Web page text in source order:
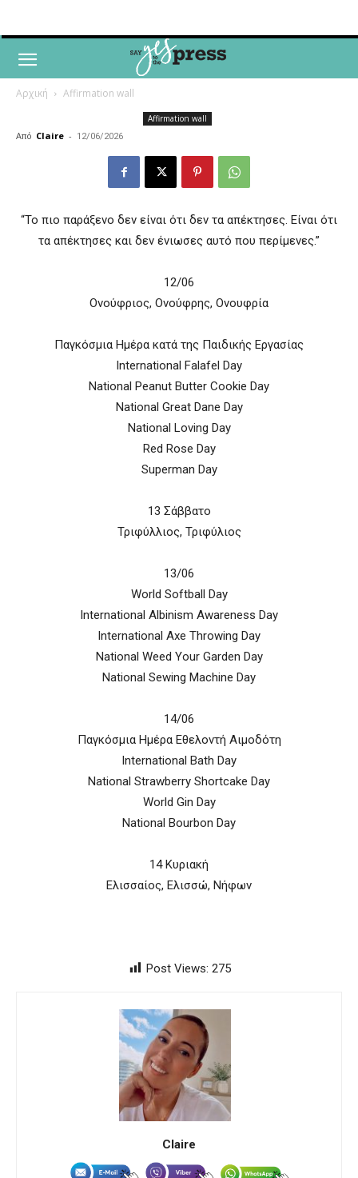
Αρχική Affirmation wall
Affirmation wall
Από Claire - 12/06/2026
“Το πιο παράξενο δεν είναι ότι δεν τα απέκτησες. Είναι ότι
τα απέκτησες και δεν ένιωσες αυτό που περίμενες.”
12/06
Ονούφριος, Ονούφρης, Ονουφρία
Παγκόσμια Ημέρα κατά της Παιδικής Εργασίας
International Falafel Day
National Peanut Butter Cookie Day
National Great Dane Day
National Loving Day
Red Rose Day
Superman Day
13 Σάββατο
Τριφύλλιος, Τριφύλιος
13/06
World Softball Day
International Albinism Awareness Day
International Axe Throwing Day
National Weed Your Garden Day
National Sewing Machine Day
14/06
Παγκόσμια Ημέρα Εθελοντή Αιμοδότη
International Bath Day
National Strawberry Shortcake Day
World Gin Day
National Bourbon Day
14 Κυριακή
Ελισσαίος, Ελισσώ, Νήφων
Post Views: 275
Claire